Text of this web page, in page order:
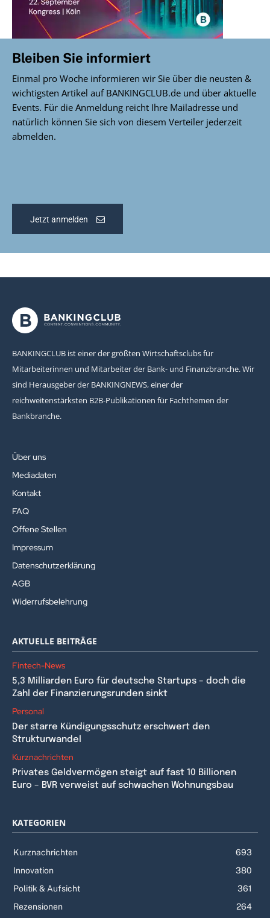
Bleiben Sie informiert
Einmal pro Woche informieren wir Sie über die neusten &
wichtigsten Artikel auf BANKINGCLUB.de und über aktuelle
Events. Für die Anmeldung reicht Ihre Mailadresse und
natürlich können Sie sich von diesem Verteiler jederzeit
abmelden.
Jetzt anmelden
BANKINGCLUB ist einer der größten Wirtschaftsclubs für
Mitarbeiterinnen und Mitarbeiter der Bank- und Finanzbranche. Wir
sind Herausgeber der BANKINGNEWS, einer der
reichweitenstärksten B2B-Publikationen für Fachthemen der
Bankbranche.
Über uns
Mediadaten
Kontakt
FAQ
Offene Stellen
Impressum
Datenschutzerklärung
AGB
Widerrufsbelehrung
AKTUELLE BEITRÄGE
Fintech-News
5,3 Milliarden Euro für deutsche Startups – doch die
Zahl der Finanzierungsrunden sinkt
Personal
Der starre Kündigungsschutz erschwert den
Strukturwandel
Kurznachrichten
Privates Geldvermögen steigt auf fast 10 Billionen
Euro – BVR verweist auf schwachen Wohnungsbau
KATEGORIEN
Kurznachrichten
693
Innovation
380
Politik & Aufsicht
361
Rezensionen
264